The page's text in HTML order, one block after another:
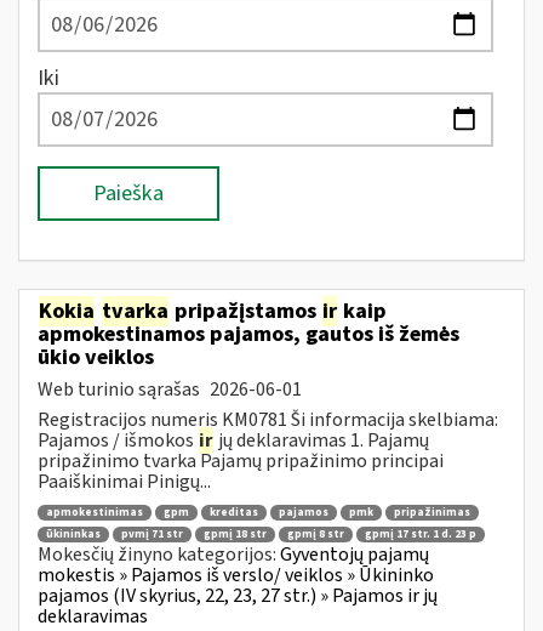
Iki
Paieška
Kokia tvarka pripažįstamos ir kaip
apmokestinamos pajamos, gautos iš žemės
ūkio veiklos
Web turinio sąrašas 2026-06-01
Registracijos numeris KM0781 Ši informacija skelbiama:
Pajamos / išmokos ir jų deklaravimas 1. Pajamų
pripažinimo tvarka Pajamų pripažinimo principai
Paaiškinimai Pinigų...
apmokestinimas gpm kreditas pajamos pmk
pripažinimas
ūkininkas
pvmį 71 str gpmį 18 str gpmį 8 str gpmį 17 str. 1 d. 23 p
Mokesčių žinyno kategorijos:Gyventojų pajamų
mokestis » Pajamos iš verslo/ veiklos » Ūkininko
pajamos (IV skyrius, 22, 23, 27 str.) » Pajamos ir jų
deklaravimas